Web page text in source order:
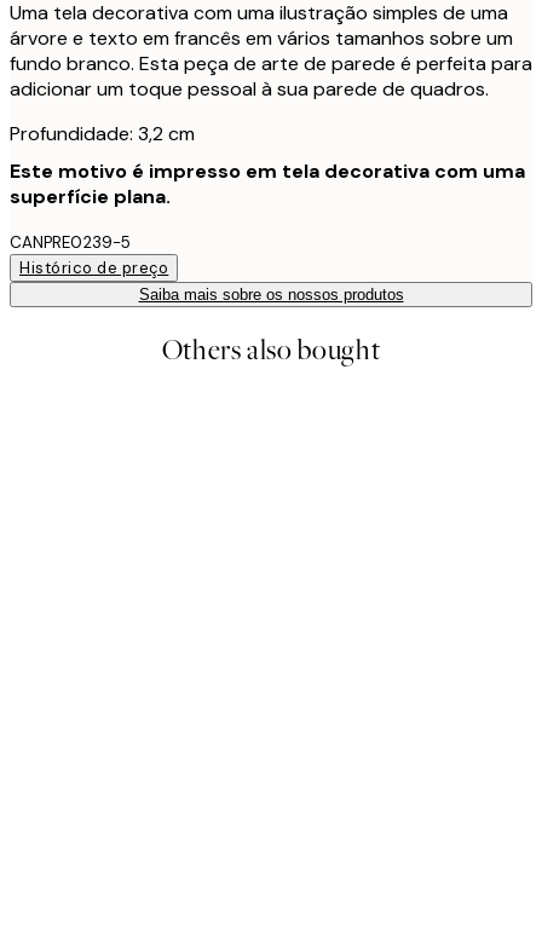
Uma tela decorativa com uma ilustração simples de uma
árvore e texto em francês em vários tamanhos sobre um
fundo branco. Esta peça de arte de parede é perfeita para
adicionar um toque pessoal à sua parede de quadros.
Profundidade: 3,2 cm
Este motivo é impresso em tela decorativa com uma
superfície plana.
CANPRE0239-5
Histórico de preço
Saiba mais sobre os nossos produtos
Others also bought